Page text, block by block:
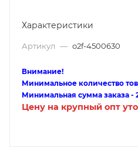
Характеристики
Артикул — o2f-4500630
Внимание!
Минимальное количество
Минимальная сумма заказа -
Цену на крупный опт